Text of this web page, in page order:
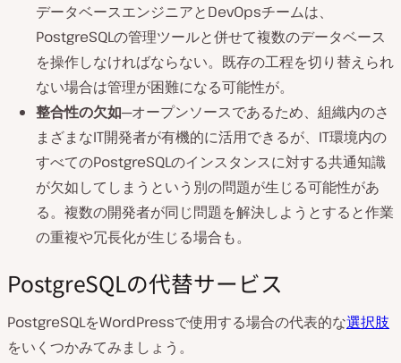
データベースエンジニアとDevOpsチームは、
PostgreSQLの管理ツールと併せて複数のデータベース
を操作しなければならない。既存の工程を切り替えられ
ない場合は管理が困難になる可能性が。
整合性の欠如─オープンソースであるため、組織内のさ
まざまなIT開発者が有機的に活用できるが、IT環境内の
すべてのPostgreSQLのインスタンスに対する共通知識
が欠如してしまうという別の問題が生じる可能性があ
る。複数の開発者が同じ問題を解決しようとすると作業
の重複や冗長化が生じる場合も。
PostgreSQLの代替サービス
PostgreSQLをWordPressで使用する場合の代表的な選択肢
をいくつかみてみましょう。